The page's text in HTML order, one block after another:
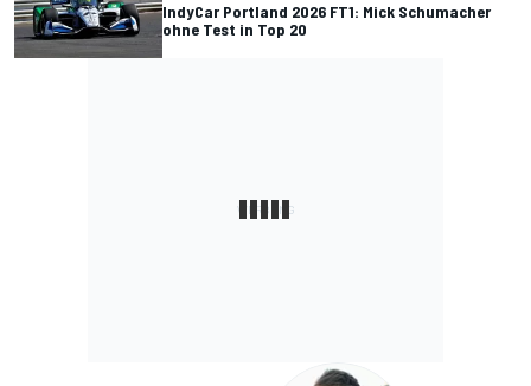
IndyCar Portland 2026 FT1: Mick Schumacher
ohne Test in Top 20